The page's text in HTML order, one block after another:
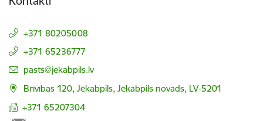
+371 80205008
+371 65236777
E-pasts:
pasts@jekabpils.lv
Brīvības 120, Jēkabpils, Jēkabpils novads, LV-5201
+371 65207304